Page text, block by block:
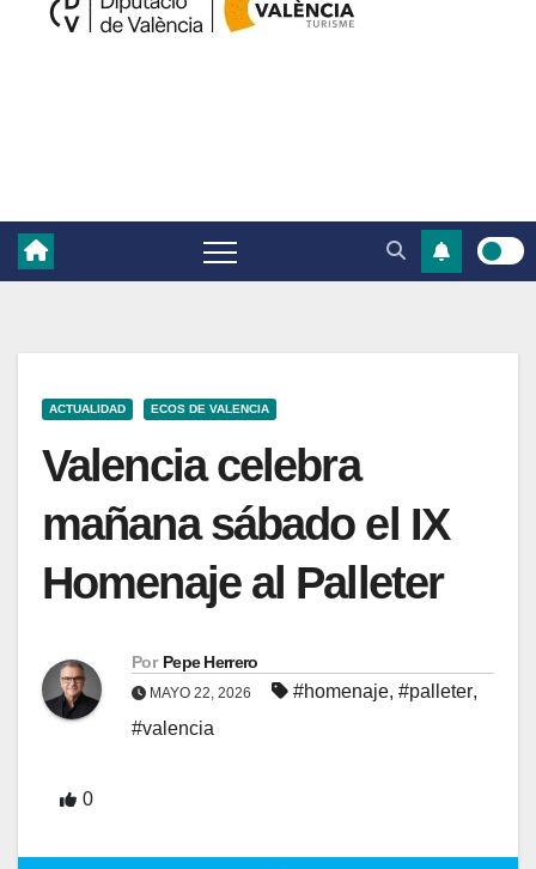
ACTUALIDAD ECOS DE VALENCIA
Valencia celebra
mañana sábado el IX
Homenaje al Palleter
Por Pepe Herrero
MAYO 22, 2026 #homenaje, #palleter,
#valencia
0